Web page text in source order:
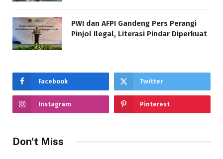
PWI dan AFPI Gandeng Pers Perangi
Pinjol Ilegal, Literasi Pindar Diperkuat
Facebook Twitter
Instagram Pinterest
Don't Miss